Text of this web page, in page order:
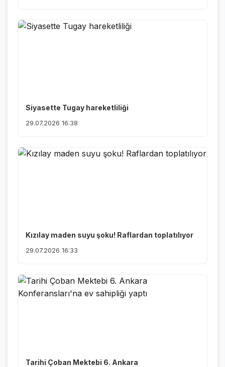
Siyasette Tugay hareketliliği
29.07.2026 16:38
Kızılay maden suyu şoku! Raflardan toplatılıyor
29.07.2026 16:33
Tarihi Çoban Mektebi 6. Ankara